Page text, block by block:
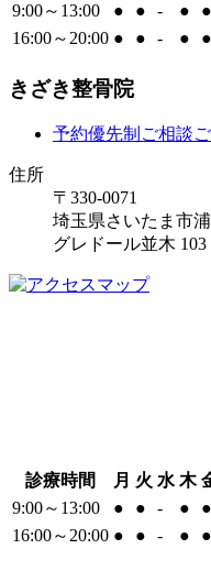
9:00～13:00
● ● - ● ●
16:00～20:00 ● ● - ● ●
きざき整骨院
予約優先制 ご相談
住所
〒330-0071
埼玉県さいたま市
グレドール並木 103
診療時間 月 火 水 木
9:00～13:00
● ● - ● ●
16:00～20:00 ● ● - ● ●